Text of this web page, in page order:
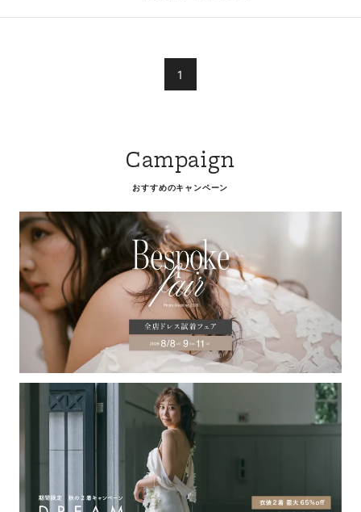
1
Campaign
おすすめのキャンペーン